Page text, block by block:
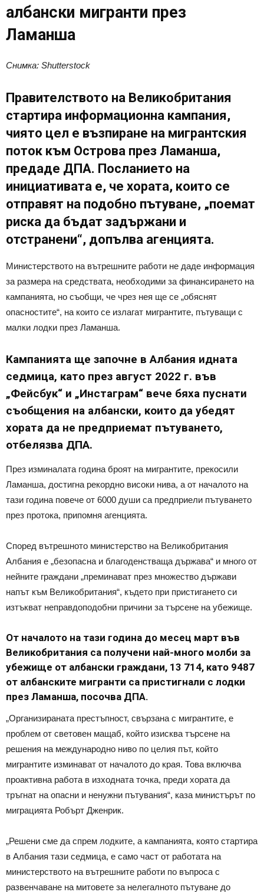
албански мигранти през
Ламанша
Снимка: Shutterstock
Правителството на Великобритания
стартира информационна кампания,
чиято цел е възпиране на мигрантския
поток към Острова през Ламанша,
предаде ДПА. Посланието на
инициативата е, че хората, които се
отправят на подобно пътуване, „поемат
риска да бъдат задържани и
отстранени“, допълва агенцията.
Министерството на вътрешните работи не даде информация
за размера на средствата, необходими за финансирането на
кампанията, но съобщи, че чрез нея ще се „обяснят
опасностите“, на които се излагат мигрантите, пътуващи с
малки лодки през Ламанша.
Кампанията ще започне в Албания идната
седмица, като през август 2022 г. във
„Фейсбук“ и „Инстаграм“ вече бяха пуснати
съобщения на албански, които да убедят
хората да не предприемат пътуването,
отбелязва ДПА.
През изминалата година броят на мигрантите, прекосили
Ламанша, достигна рекордно високи нива, а от началото на
тази година повече от 6000 души са предприели пътуването
през протока, припомня агенцията.
Според вътрешното министерство на Великобритания
Албания е „безопасна и благоденстваща държава“ и много от
нейните граждани „преминават през множество държави
напът към Великобритания“, където при пристигането си
изтъкват неправдоподобни причини за търсене на убежище.
От началото на тази година до месец март във
Великобритания са получени най-много молби за
убежище от албански граждани, 13 714, като 9487
от албанските мигранти са пристигнали с лодки
през Ламанша, посочва ДПА.
„Организираната престъпност, свързана с мигрантите, е
проблем от световен мащаб, който изисква търсене на
решения на международно ниво по целия път, който
мигрантите изминават от началото до края. Това включва
проактивна работа в изходната точка, преди хората да
тръгнат на опасни и ненужни пътувания“, каза министърът по
миграцията Робърт Дженрик.
„Решени сме да спрем лодките, а кампанията, която стартира
в Албания тази седмица, е само част от работата на
министерството на вътрешните работи по въпроса с
развенчаване на митовете за нелегалното пътуване до